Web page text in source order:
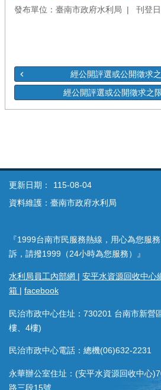
發布單位：臺南市政府水利局 刊登
經公開評選或公開徵求之
經公開評選或公開徵求之
更新日期：
115-08-04
資料維護：臺南市政府水利局
『1999台南市民服務熱線，用心為您服
訴，請撥1999（24小時為您服務）』
水利局員工內部網 | 安平水資源回收中心
箱 | facebook
民治市政中心住址：730201 台南市新營
樓、4樓)
民治市政中心電話：總機(06)632-2231
永華辦公室住址：(安平水資源回收中心
路三段15號